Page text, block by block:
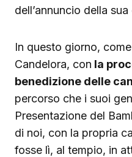
dell’annuncio della
In questo giorno,
Candelora, con la
benedizione delle
percorso che i suoi
Presentazione del
di noi, con la propria
fosse lì, al tempio, in